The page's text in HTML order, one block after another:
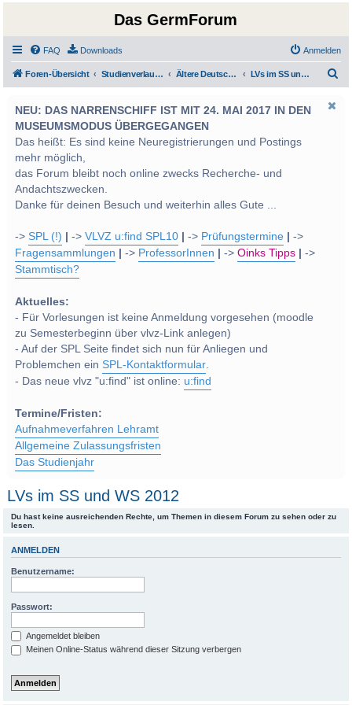
Das GermForum
FAQ Downloads Anmelden
Foren-Übersicht Studienverlauf Bachelor-/Masterstudien sowie UF Deutsch Ältere Deutsche Literatur LVs im SS und WS 2012
NEU: DAS NARRENSCHIFF IST MIT 24. MAI 2017 IN DEN
MUSEUMSMODUS ÜBERGEGANGEN
Das heißt: Es sind keine Neuregistrierungen und Postings
mehr möglich,
das Forum bleibt noch online zwecks Recherche- und
Andachtszwecken.
Danke für deinen Besuch und weiterhin alles Gute ...
->SPL (!) ->VLVZ u:find SPL10 -> Prüfungstermine
->
Fragensammlungen
-> ProfessorInnen ->Oinks Tipps
->
Stammtisch?
Aktuelles:
- Für Vorlesungen ist keine Anmeldung vorgesehen (moodle
zu Semesterbeginn über vlvz-Link anlegen)
- Auf der SPL Seite findet sich nun für Anliegen und
Problemchen einSPL-Kontaktformular.
- Das neue vlvz "u:find" ist online: u:find
Termine/Fristen:
Aufnahmeverfahren Lehramt
Allgemeine Zulassungsfristen
Das Studienjahr
LVs im SS und WS 2012
Du hast keine ausreichenden Rechte, um Themen in diesem Forum zu sehen oder zu
lesen.
ANMELDEN
Benutzername:
Passwort:
Angemeldet bleiben
Meinen Online-Status während dieser Sitzung verbergen